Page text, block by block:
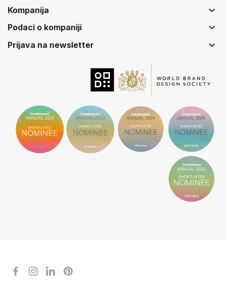
Kompanija keyboard_arrow_down
Podaci o kompaniji keyboard_arrow_down
Prijava na newsletter keyboard_arrow_down